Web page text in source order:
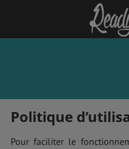
Politique
Pour faciliter le